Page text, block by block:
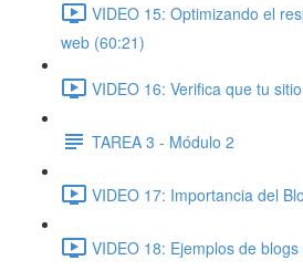
VIDEO 15: Optimizando el
web (60:21)
VIDEO 16: Verifica que tu
TAREA 3 - Módulo 2
VIDEO 17: Importancia del
VIDEO 18: Ejemplos de